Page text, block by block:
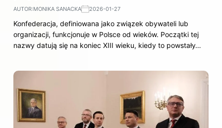
AUTOR:MONIKA SANACKA 2026-01-27
Konfederacja, definiowana jako związek obywateli lub
organizacji, funkcjonuje w Polsce od wieków. Początki tej
nazwy datują się na koniec XIII wieku, kiedy to powstały…